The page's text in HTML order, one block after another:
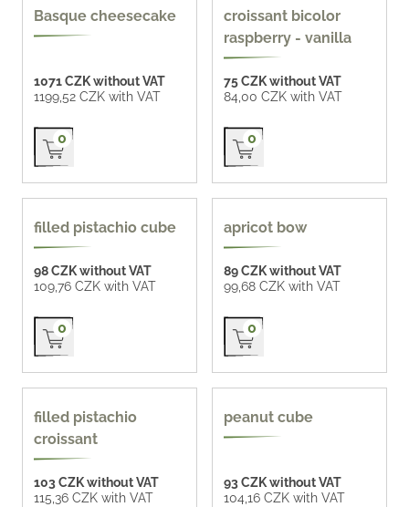
gluten-free
Basque cheesecake
1071 CZK without VAT
1199,52 CZK with VAT
Přidat do košíku
0
croissant bicolor
raspberry - vanilla
75 CZK without VAT
84,00 CZK with VAT
Přidat do košíku
0
new
filled pistachio cube
98 CZK without VAT
109,76 CZK with VAT
Přidat do košíku
0
new
apricot bow
89 CZK without VAT
99,68 CZK with VAT
Přidat do košíku
0
filled pistachio
croissant
103 CZK without VAT
115,36 CZK with VAT
peanut cube
93 CZK without VAT
104,16 CZK with VAT